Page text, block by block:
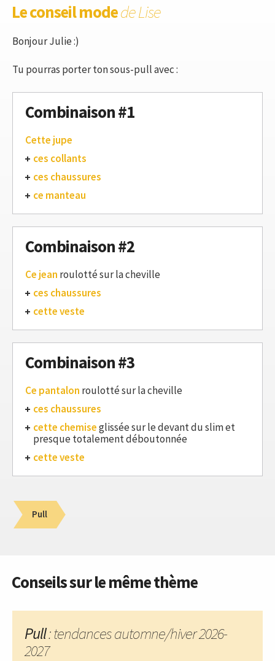
Le conseil modede Lise
Bonjour Julie :)
Tu pourras porter ton sous-pull avec :
Combinaison #1
Cette jupe
ces collants
ces chaussures
ce manteau
Combinaison #2
Ce jean roulotté sur la cheville
ces chaussures
cette veste
Combinaison #3
Ce pantalon roulotté sur la cheville
ces chaussures
cette chemiseglissée sur le devant du slim et
presque totalement déboutonnée
cette veste
Pull
Conseils sur le même thème
Pull: tendances automne/hiver 2026-
2027